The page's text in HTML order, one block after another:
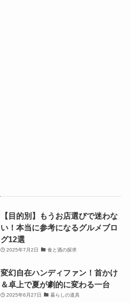
【目的別】もうお店選びで迷わな
い！本当に参考になるグルメブロ
グ12選
2025年7月2日 食と酒の探求
変幻自在ハンディファン！首かけ
＆卓上で夏が劇的に変わる一台
2025年6月27日 暮らしの道具